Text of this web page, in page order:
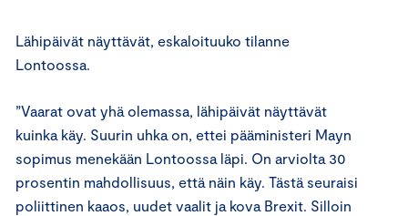
Lähipäivät näyttävät, eskaloituuko tilanne
Lontoossa.
”Vaarat ovat yhä olemassa, lähipäivät näyttävät
kuinka käy. Suurin uhka on, ettei pääministeri Mayn
sopimus menekään Lontoossa läpi. On arviolta 30
prosentin mahdollisuus, että näin käy. Tästä seuraisi
poliittinen kaaos, uudet vaalit ja kova Brexit. Silloin